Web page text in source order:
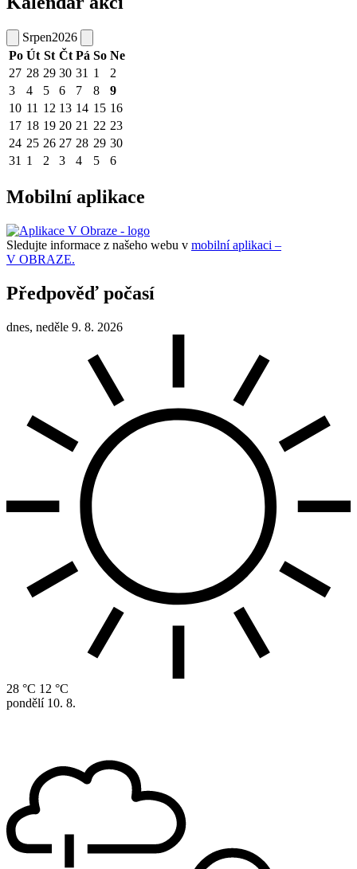
Srpen2026
Po Út St Čt Pá So Ne
27 28 29 30 31 1
2
3
4 5 6 7 8
9
10 11 12 13 14 15 16
17 18 19 20 21 22 23
24 25 26 27 28 29 30
31 1 2 3 4 5 6
Mobilní aplikace
Sledujte informace z našeho webu v mobilní aplikaci –
V OBRAZE.
Předpověď počasí
dnes, neděle 9. 8. 2026
28 °C 12 °C
pondělí 10. 8.